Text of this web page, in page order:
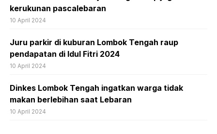
kerukunan pascalebaran
10 April 2024
Juru parkir di kuburan Lombok Tengah raup
pendapatan di Idul Fitri 2024
10 April 2024
Dinkes Lombok Tengah ingatkan warga tidak
makan berlebihan saat Lebaran
10 April 2024